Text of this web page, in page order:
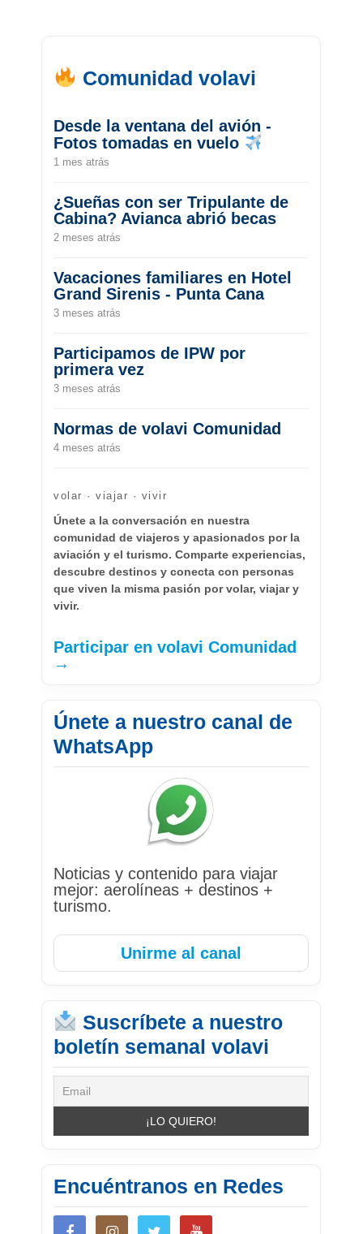
Comunidad volavi
Desde la ventana del avión -
Fotos tomadas en vuelo
1 mes atrás
¿Sueñas con ser Tripulante de
Cabina? Avianca abrió becas
2 meses atrás
Vacaciones familiares en Hotel
Grand Sirenis - Punta Cana
3 meses atrás
Participamos de IPW por
primera vez
3 meses atrás
Normas de volavi Comunidad
4 meses atrás
volar · viajar · vivir
Únete a la conversación en nuestra
comunidad de viajeros y apasionados por la
aviación y el turismo. Comparte experiencias,
descubre destinos y conecta con personas
que viven la misma pasión por volar, viajar y
vivir.
Participar en volavi Comunidad
→
Únete a nuestro canal de
WhatsApp
Noticias y contenido para viajar
mejor: aerolíneas + destinos +
turismo.
Unirme al canal
Suscríbete a nuestro
boletín semanal volavi
Encuéntranos en Redes